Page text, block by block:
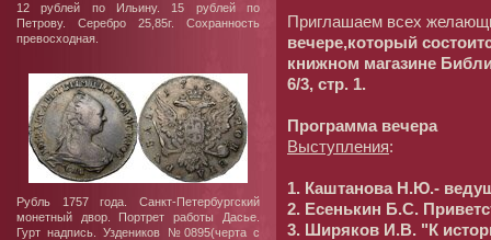
12 рублей по Ильину. 15 рублей по
Петрову. Серебро 25,85г. Сохранность
превосходная.
Рубль 1757 года. Санкт-Петербургский
монетный двор. Портрет работы Дасье.
Гурт надпись. Уздеников №0895(черта с
Приглашаем всех
вечере,который
книжном магазине
6/3, стр. 1.
Программа вечера
Выступления:
1. Каштанова Н.Ю.-
2. Есенькин Б.С.
3. Ширяков И.В. "К